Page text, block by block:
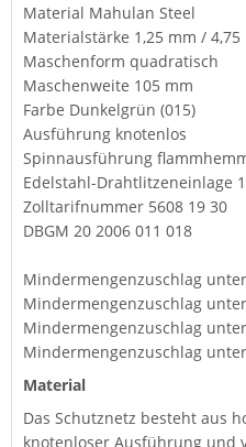
Material Mahulan Steel
Materialstärke 1,25 mm / 4,75
Maschenform quadratisch
Maschenweite 105 mm
Farbe Dunkelgrün (015)
Ausführung knotenlos
Spinnausführung
Edelstahl-Drahtlitzeneinlage
Zolltarifnummer 5608 19 30
DBGM 20 2006 011 018
Mindermengenzuschlag
Mindermengenzuschlag
Mindermengenzuschlag
Mindermengenzuschlag
Material
Das Schutznetz besteht aus
knotenloser Ausführung und